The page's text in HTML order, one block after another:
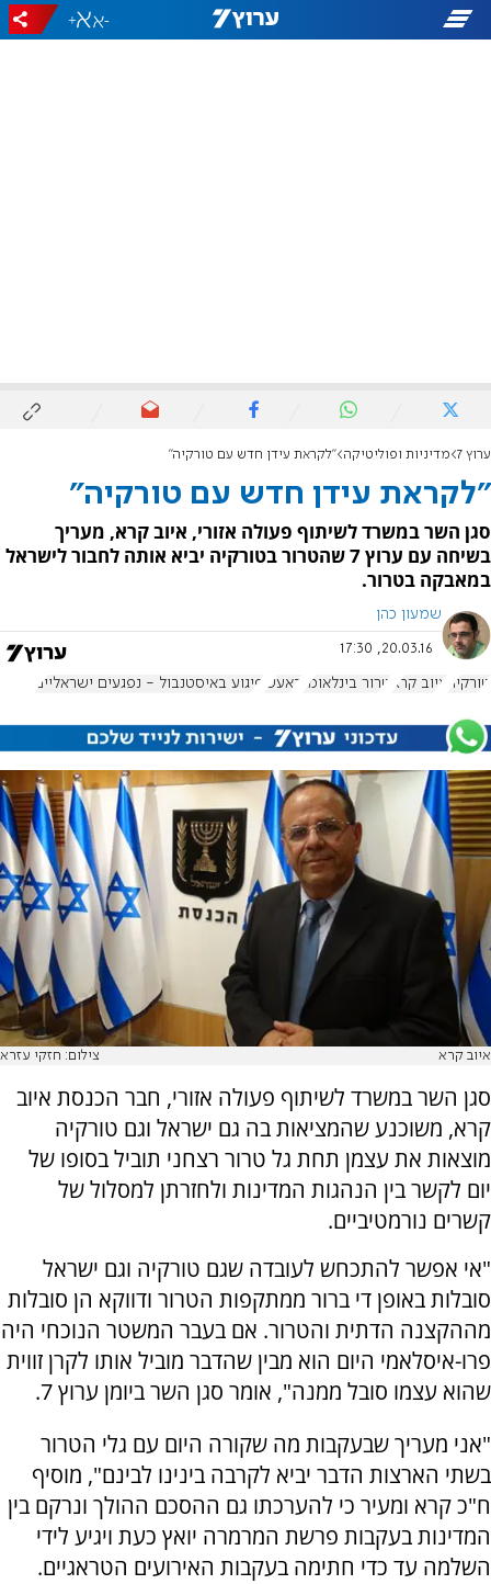
-
+
ערוץ 7 מדיניות ופוליטיקה "לקראת עידן חדש עם טורקיה"
"לקראת עידן חדש עם טורקיה"
סגן השר במשרד לשיתוף פעולה אזורי, איוב קרא, מעריך
בשיחה עם ערוץ 7 שהטרור בטורקיה יביא אותה לחבור לישראל
במאבקה בטרור.
שמעון כהן
20.03.16, 17:30
טורקיה איוב קרא טרור בינלאומי דאעש פיגוע באיסטנבול - נפגעים ישראליים
איוב קרא צילום: חזקי עזרא
סגן השר במשרד לשיתוף פעולה אזורי, חבר הכנסת איוב
קרא, משוכנע שהמציאות בה גם ישראל וגם טורקיה
מוצאות את עצמן תחת גל טרור רצחני תוביל בסופו של
יום לקשר בין הנהגות המדינות ולחזרתן למסלול של
קשרים נורמטיביים.
"אי אפשר להתכחש לעובדה שגם טורקיה וגם ישראל
סובלות באופן די ברור ממתקפות הטרור ודווקא הן סובלות
מההקצנה הדתית והטרור. אם בעבר המשטר הנוכחי היה
פרו-איסלאמי היום הוא מבין שהדבר מוביל אותו לקרן זווית
שהוא עצמו סובל ממנה", אומר סגן השר ביומן ערוץ 7.
"אני מעריך שבעקבות מה שקורה היום עם גלי הטרור
בשתי הארצות הדבר יביא לקרבה בינינו לבינם", מוסיף
ח"כ קרא ומעיר כי להערכתו גם ההסכם ההולך ונרקם בין
המדינות בעקבות פרשת המרמרה יואץ כעת ויגיע לידי
השלמה עד כדי חתימה בעקבות האירועים הטראגיים.